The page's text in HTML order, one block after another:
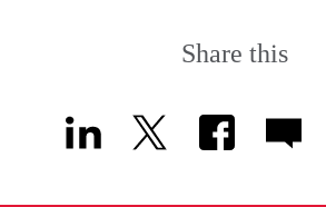
Share this